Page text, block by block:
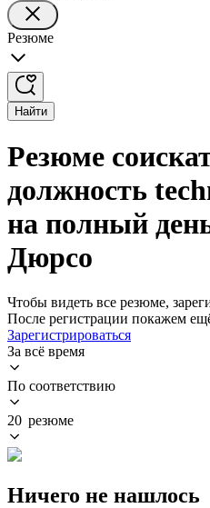
Резюме
Найти
Резюме
должность
на полный
Дюрсо
Чтобы видеть все резюме,
После регистрации покажем
Зарегистрироваться
За всё время
По соответствию
20 резюме
Ничего не нашлось